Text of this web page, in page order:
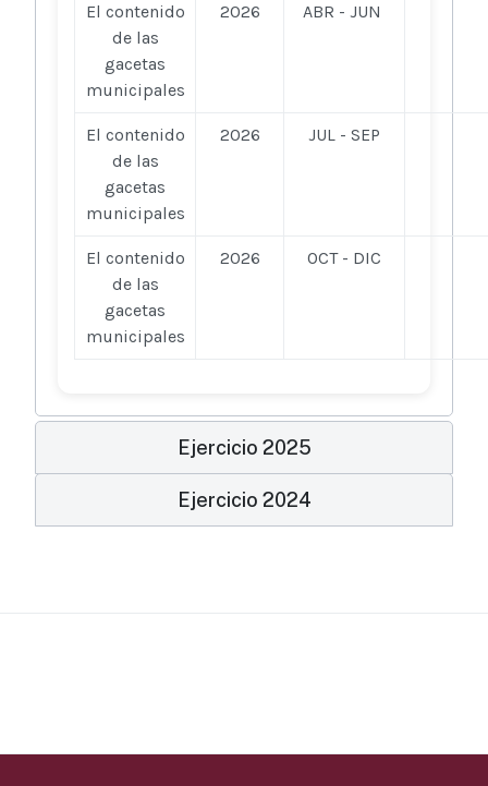
El contenido
de las
gacetas
municipales
2026 ABR - JUN
El contenido
de las
gacetas
municipales
2026 JUL - SEP
El contenido
de las
gacetas
municipales
2026 OCT - DIC
Ejercicio 2025
Ejercicio 2024